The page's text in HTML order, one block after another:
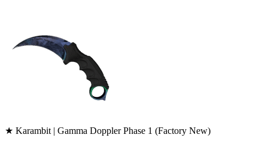
★ Karambit | Gamma Doppler Phase 1 (Factory New)